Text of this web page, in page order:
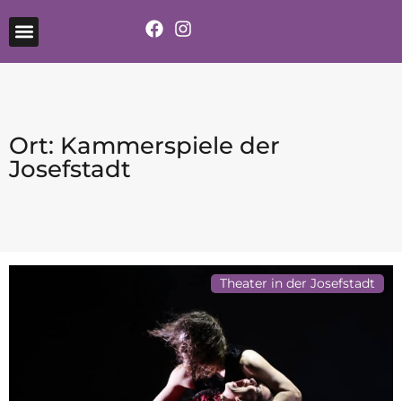
Ort: Kammerspiele der
Josefstadt
Theater in der Josefstadt